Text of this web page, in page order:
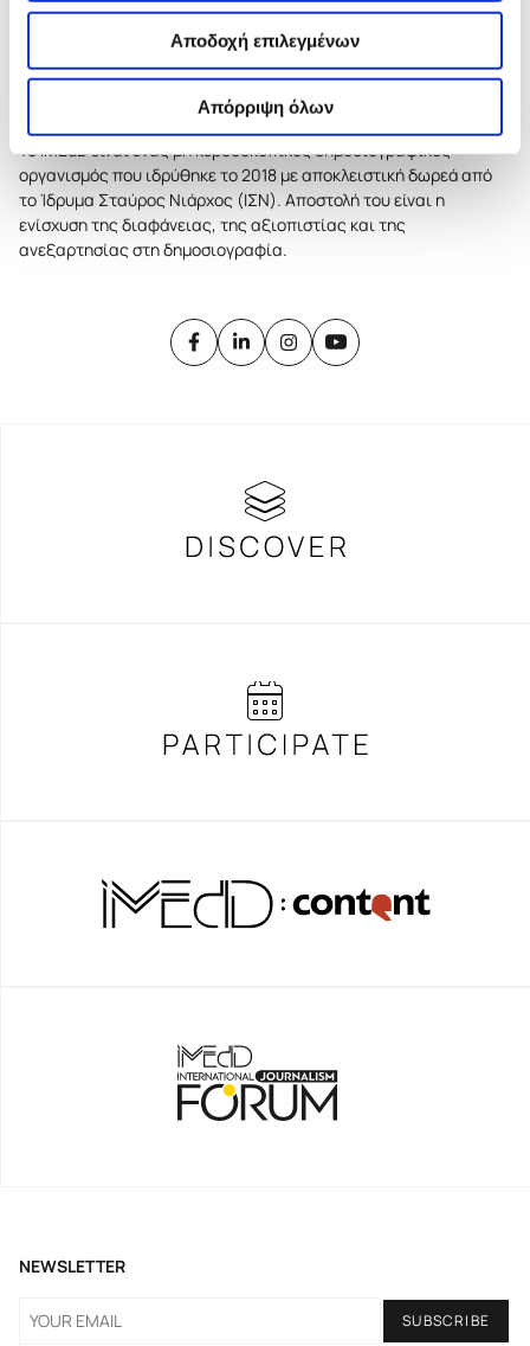
Αποδοχή επιλεγμένων
Απόρριψη όλων
Το iMEdD είναι ένας μη κερδοσκοπικός δημοσιογραφικός
οργανισμός που ιδρύθηκε το 2018 με αποκλειστική δωρεά από
το Ίδρυμα Σταύρος Νιάρχος (ΙΣΝ). Αποστολή του είναι η
ενίσχυση της διαφάνειας, της αξιοπιστίας και της
ανεξαρτησίας στη δημοσιογραφία.
NEWSLETTER